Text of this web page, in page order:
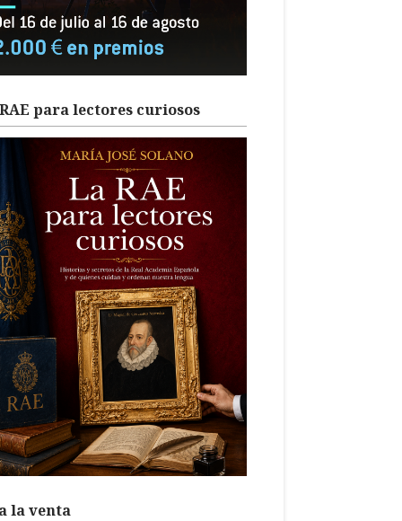
para lectores curiosos
la venta